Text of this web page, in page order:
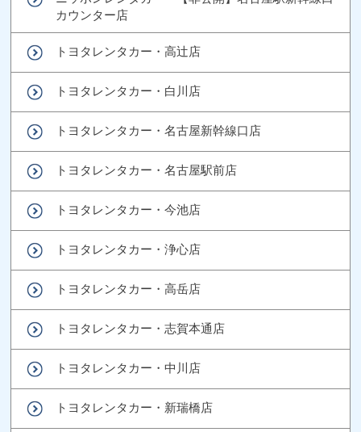
カウンター店
トヨタレンタカー・高辻店
トヨタレンタカー・白川店
トヨタレンタカー・名古屋新幹線口店
トヨタレンタカー・名古屋駅前店
トヨタレンタカー・今池店
トヨタレンタカー・浄心店
トヨタレンタカー・高岳店
トヨタレンタカー・志賀本通店
トヨタレンタカー・中川店
トヨタレンタカー・新瑞橋店